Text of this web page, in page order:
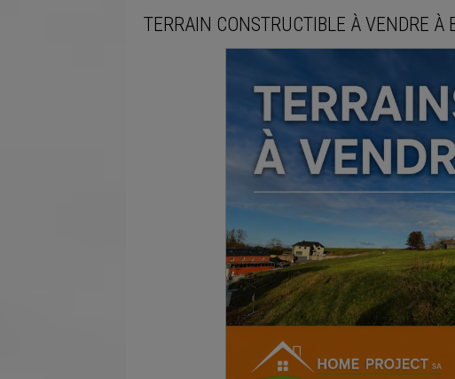
TERRAIN CONSTRUCTIBLE À VENDRE À